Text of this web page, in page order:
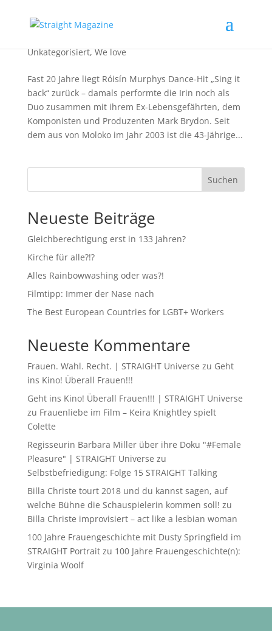
Unkategorisiert,We love
Fast 20 Jahre liegt Róisín Murphys Dance-Hit „Sing it
back“ zurück – damals performte die Irin noch als
Duo zusammen mit ihrem Ex-Lebensgefährten, dem
Komponisten und Produzenten Mark Brydon. Seit
dem aus von Moloko im Jahr 2003 ist die 43-Jährige...
Suchen
Neueste Beiträge
Gleichberechtigung erst in 133 Jahren?
Kirche für alle?!?
Alles Rainbowwashing oder was?!
Filmtipp: Immer der Nase nach
The Best European Countries for LGBT+ Workers
Neueste Kommentare
Frauen. Wahl. Recht. | STRAIGHT Universe zu Geht
ins Kino! Überall Frauen!!!
Geht ins Kino! Überall Frauen!!! | STRAIGHT Universe
zu Frauenliebe im Film – Keira Knightley spielt
Colette
Regisseurin Barbara Miller über ihre Doku "#Female
Pleasure" | STRAIGHT Universe zu
Selbstbefriedigung: Folge 15 STRAIGHT Talking
Billa Christe tourt 2018 und du kannst sagen, auf
welche Bühne die Schauspielerin kommen soll! zu
Billa Christe improvisiert – act like a lesbian woman
100 Jahre Frauengeschichte mit Dusty Springfield im
STRAIGHT Portraitzu 100 Jahre Frauengeschichte(n):
Virginia Woolf